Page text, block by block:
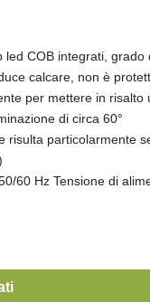
COB integrati,
calcare, non è
per mettere in
di circa 60°
particolarmente
60 Hz Tensione di